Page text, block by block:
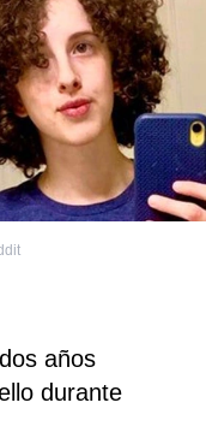
años
durante